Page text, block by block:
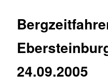
24.09.2005